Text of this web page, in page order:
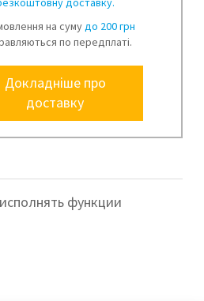
на сумудо 200 грн
по передплаті.
Докладніше про
доставку
функции